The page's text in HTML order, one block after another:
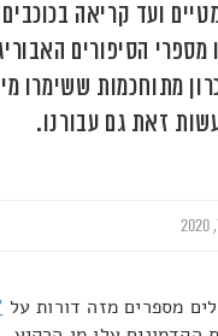
ועד קריאה
הסיפורים
מתוחכמות ששימרו
זאת גם עבורנו.
מספרים מזה דורות על